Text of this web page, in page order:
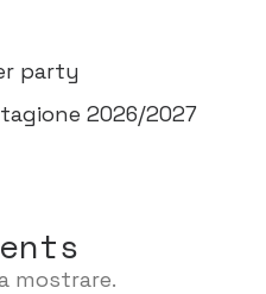
party
2026/2027
mostrare.